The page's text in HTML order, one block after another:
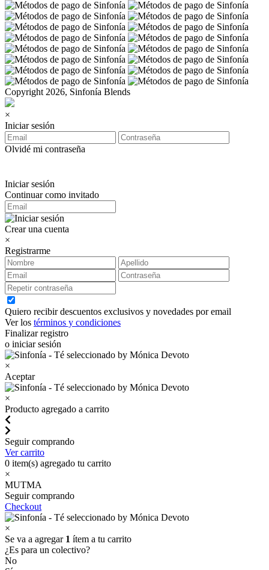
Copyright 2026, Sinfonía Blends
×
Iniciar sesión
Olvidé mi contraseña
Iniciar sesión
Continuar como invitado
Crear una cuenta
×
Registrarme
Quiero recibir descuentos exclusivos y novedades por email
Ver los términos y condiciones
Finalizar registro
o iniciar sesión
×
Aceptar
×
Producto agregado a carrito
Seguir comprando
Ver carrito
0 item(s) agregado tu carrito
×
MUTMA
Seguir comprando
Checkout
×
Se va a agregar 1 ítem a tu carrito
¿Es para un colectivo?
No